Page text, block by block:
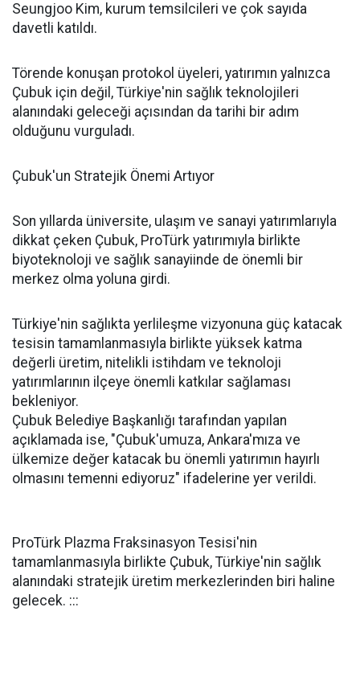
Seungjoo Kim, kurum temsilcileri ve çok sayıda
davetli katıldı.
Törende konuşan protokol üyeleri, yatırımın yalnızca
Çubuk için değil, Türkiye'nin sağlık teknolojileri
alanındaki geleceği açısından da tarihi bir adım
olduğunu vurguladı.
Çubuk'un Stratejik Önemi Artıyor
Son yıllarda üniversite, ulaşım ve sanayi yatırımlarıyla
dikkat çeken Çubuk, ProTürk yatırımıyla birlikte
biyoteknoloji ve sağlık sanayiinde de önemli bir
merkez olma yoluna girdi.
Türkiye'nin sağlıkta yerlileşme vizyonuna güç katacak
tesisin tamamlanmasıyla birlikte yüksek katma
değerli üretim, nitelikli istihdam ve teknoloji
yatırımlarının ilçeye önemli katkılar sağlaması
bekleniyor.
Çubuk Belediye Başkanlığı tarafından yapılan
açıklamada ise, "Çubuk'umuza, Ankara'mıza ve
ülkemize değer katacak bu önemli yatırımın hayırlı
olmasını temenni ediyoruz" ifadelerine yer verildi.
ProTürk Plazma Fraksinasyon Tesisi'nin
tamamlanmasıyla birlikte Çubuk, Türkiye'nin sağlık
alanındaki stratejik üretim merkezlerinden biri haline
gelecek. :::